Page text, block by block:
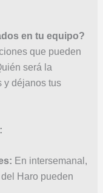
en tu equipo?
que pueden
será la
y déjanos tus
En intersemanal,
Haro pueden